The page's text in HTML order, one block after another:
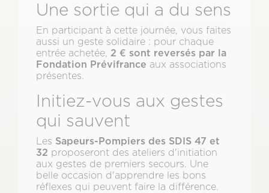
Une sortie qui a du sens
En participant à cette journée, vous faites
aussi un geste solidaire : pour chaque
entrée achetée, 2 € sont reversés par la
Fondation Prévifrance aux associations
présentes.
Initiez-vous aux gestes
qui sauvent
Les Sapeurs-Pompiers des SDIS 47 et
32 proposeront des ateliers d'initiation
aux gestes de premiers secours. Une
belle occasion d'apprendre les bons
réflexes qui peuvent faire la différence.